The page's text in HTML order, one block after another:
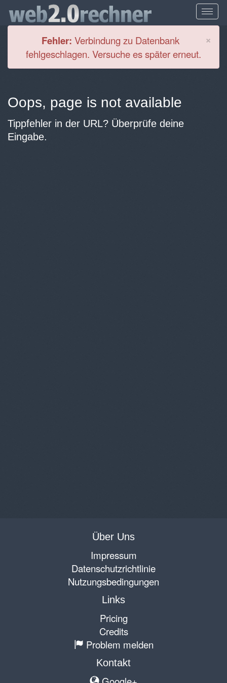
×
Fehler: Verbindung zu Datenbank
fehlgeschlagen. Versuche es später erneut.
Oops, page is not available
Tippfehler in der URL? Überprüfe deine
Eingabe.
Über Uns
Impressum
Datenschutzrichtlinie
Nutzungsbedingungen
Links
Pricing
Credits
Problem melden
Kontakt